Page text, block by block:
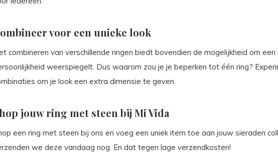
voor een unieke look
combineren van verschillende ringen biedt bovendien de mogelijkheid om
weerspiegelt. Dus waarom zou je je beperken tot één ring?
om je look een extra dimensie te geven.
jouw ring met steen bij Mi Vida
een ring met steen bij ons en voeg een uniek item toe aan jouw sieraden
we deze vandaag nog. En dat tegen lage verzendkosten!